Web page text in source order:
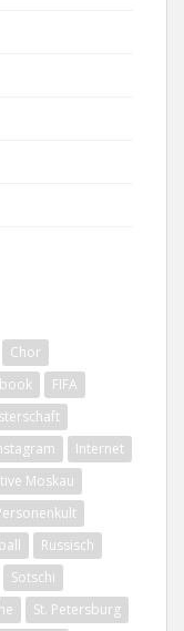
Chor
FIFA
Internet
Moskau
Russisch
Sotschi
St. Petersburg